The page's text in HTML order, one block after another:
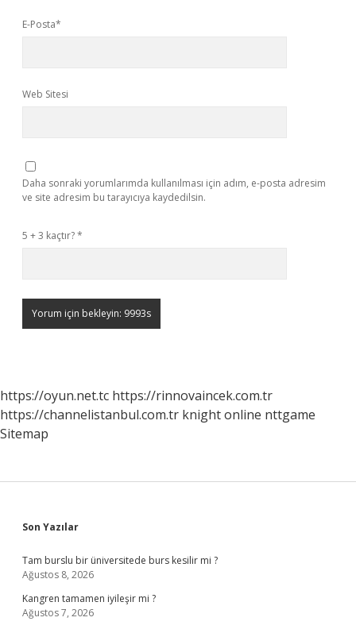
E-Posta*
Web Sitesi
Daha sonraki yorumlarımda kullanılması için adım, e-posta adresim
ve site adresim bu tarayıcıya kaydedilsin.
5 + 3 kaçtır?*
https://oyun.net.tc https://rinnovaincek.com.tr
https://channelistanbul.com.tr knight online nttgame
Sitemap
Sidebar
Son Yazılar
Tam burslu bir üniversitede burs kesilir mi ?
Ağustos 8, 2026
Kangren tamamen iyileşir mi ?
Ağustos 7, 2026